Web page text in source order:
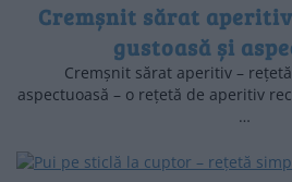
Cremșnit sărat
gustoasă și
Cremșnit sărat aperitiv –
aspectuoasă – o rețetă de aperitiv
…